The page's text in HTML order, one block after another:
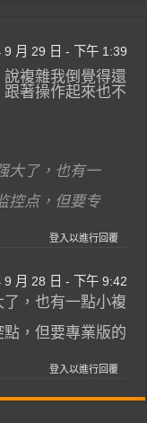
9 月 29 日 - 下午 1:39
複雜我倒覺得還
著操作起來也不
大了，也有一
控点，但要专
登入以進行回覆
9 月 28 日 - 下午 9:42
，也有一點小複
，但要專業版的
登入以進行回覆